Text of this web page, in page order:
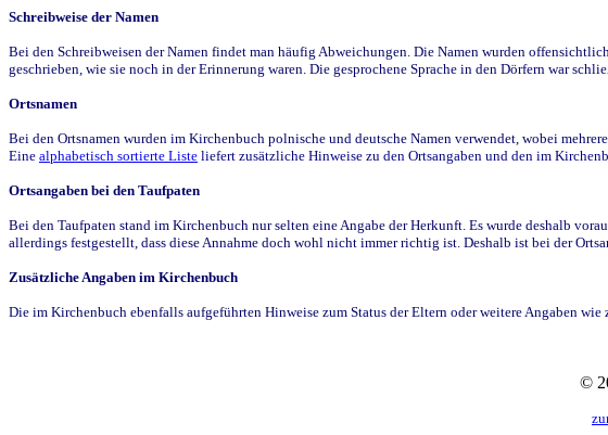
Schreibweise der Namen
Bei den Schreibweisen der Namen findet man häufig Abweichungen. Die Namen wurden
geschrieben, wie sie noch in der Erinnerung waren. Die gesprochene Sprache in den Dörfern war
Ortsnamen
Bei den Ortsnamen wurden im Kirchenbuch polnische und deutsche Namen verwendet, wobei
Eine alphabetisch sortierte Liste liefert zusätzliche Hinweise zu den Ortsangaben und den im
Ortsangaben bei den Taufpaten
Bei den Taufpaten stand im Kirchenbuch nur selten eine Angabe der Herkunft. Es wurde deshalb
allerdings festgestellt, dass diese Annahme doch wohl nicht immer richtig ist. Deshalb ist bei der
Zusätzliche Angaben im Kirchenbuch
Die im Kirchenbuch ebenfalls aufgeführten Hinweise zum Status der Eltern oder weitere Angaben wie
©